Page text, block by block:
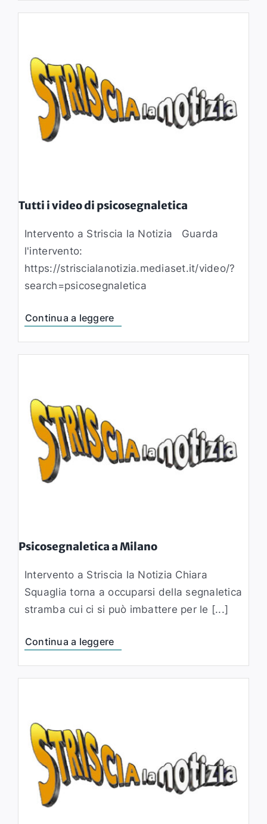
Tutti i video di psicosegnaletica
Intervento a Striscia la Notizia Guarda
l'intervento:
https://striscialanotizia.mediaset.it/video/?
search=psicosegnaletica
Continua a leggere
Psicosegnaletica a Milano
Intervento a Striscia la Notizia Chiara
Squaglia torna a occuparsi della segnaletica
stramba cui ci si può imbattere per le [...]
Continua a leggere